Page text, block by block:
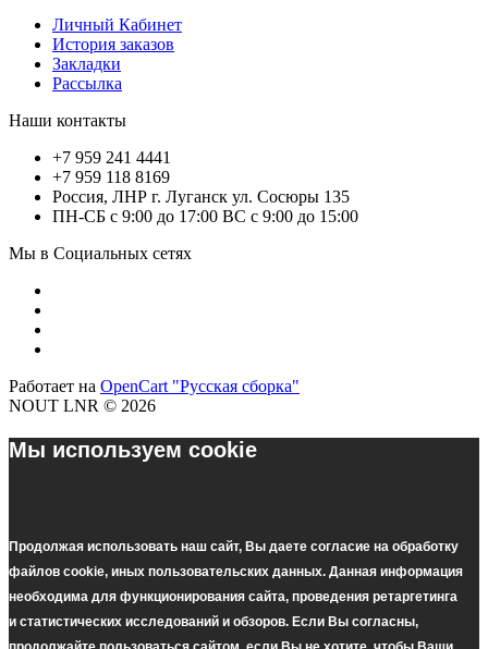
Личный Кабинет
История заказов
Закладки
Рассылка
Наши контакты
+7 959 241 4441
+7 959 118 8169
Россия, ЛНР г. Луганск ул. Сосюры 135
ПН-СБ с 9:00 до 17:00 ВС с 9:00 до 15:00
Мы в Социальных сетях
Работает на OpenCart "Русская сборка"
NOUT LNR © 2026
Мы используем cookie
Продолжая использовать наш cайт, Вы даете согласие на обработку
файлов cookie, иных пользовательских данных. Данная информация
необходима для функционирования сайта, проведения ретаргетинга
и статистических исследований и обзоров. Если Вы согласны,